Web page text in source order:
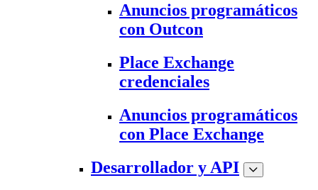
Anuncios programáticos
con Outcon
Place Exchange
credenciales
Anuncios programáticos
con Place Exchange
Desarrollador y API